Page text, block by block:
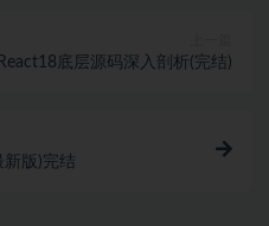
底层源码深入剖析(完结)
新版)完结